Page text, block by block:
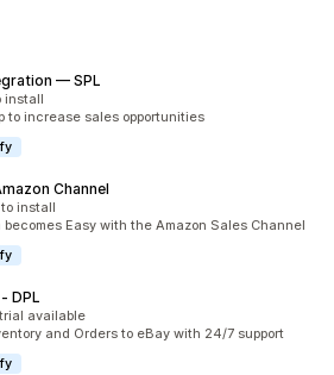
— SPL
install
to increase sales opportunities
Channel
to install
Easy with the Amazon Sales Channel
DPL
available
and Orders to eBay with 24/7 support